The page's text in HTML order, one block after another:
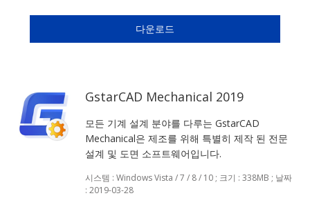
다운로드
GstarCAD Mechanical 2019
모든 기계 설계 분야를 다루는 GstarCAD
Mechanical은 제조를 위해 특별히 제작 된 전문
설계 및 도면 소프트웨어입니다.
시스템 : Windows Vista / 7 / 8 / 10 ; 크기 : 338MB ; 날짜
: 2019-03-28